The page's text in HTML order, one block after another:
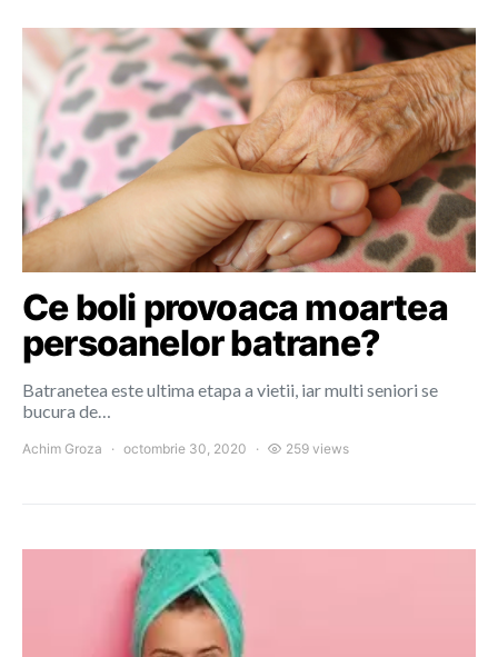
Ce boli provoaca moartea
persoanelor batrane?
Batranetea este ultima etapa a vietii, iar multi seniori se
bucura de…
Achim Groza octombrie 30, 2020 259 views